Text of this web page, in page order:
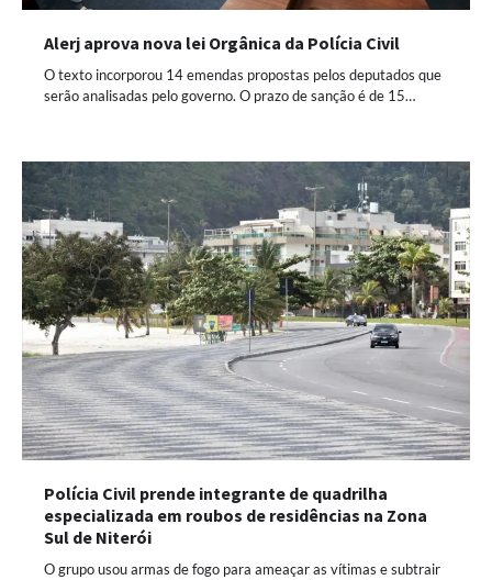
Alerj aprova nova lei Orgânica da Polícia Civil
O texto incorporou 14 emendas propostas pelos deputados que
serão analisadas pelo governo. O prazo de sanção é de 15…
Polícia Civil prende integrante de quadrilha
especializada em roubos de residências na Zona
Sul de Niterói
O grupo usou armas de fogo para ameaçar as vítimas e subtrair